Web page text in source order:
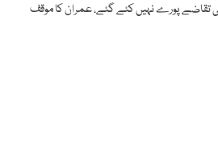
تقاضے پورے نہیں کئے گئے، عمران کا موقف